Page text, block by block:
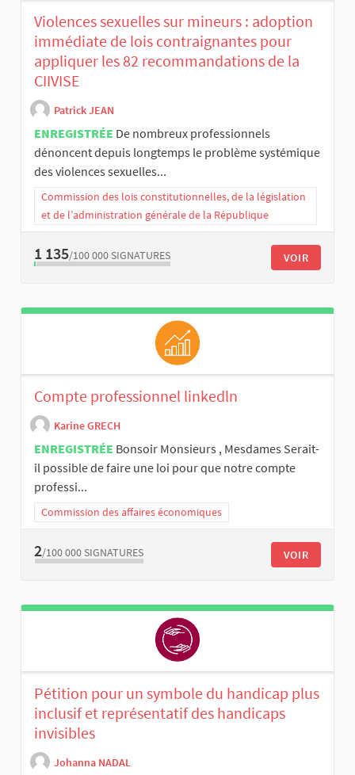
Violences sexuelles sur mineurs : adoption
immédiate de lois contraignantes pour
appliquer les 82 recommandations de la
CIIVISE
Patrick JEAN
ENREGISTRÉE De nombreux professionnels
dénoncent depuis longtemps le problème systémique
des violences sexuelles...
Commission des lois constitutionnelles, de la législation
et de l’administration générale de la République
1 135/100 000 SIGNATURES VOIR
Compte professionnel linkedln
Karine GRECH
ENREGISTRÉE Bonsoir Monsieurs , Mesdames Serait-
il possible de faire une loi pour que notre compte
professi...
Commission des affaires économiques
2/100 000 SIGNATURES VOIR
Pétition pour un symbole du handicap plus
inclusif et représentatif des handicaps
invisibles
Johanna NADAL